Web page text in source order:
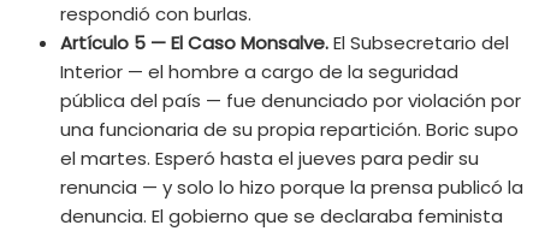
respondió con burlas.
Artículo 5 — El Caso Monsalve.El Subsecretario del
Interior — el hombre a cargo de la seguridad
pública del país — fue denunciado por violación por
una funcionaria de su propia repartición. Boric supo
el martes. Esperó hasta el jueves para pedir su
renuncia — y solo lo hizo porque la prensa publicó la
denuncia. El gobierno que se declaraba feminista